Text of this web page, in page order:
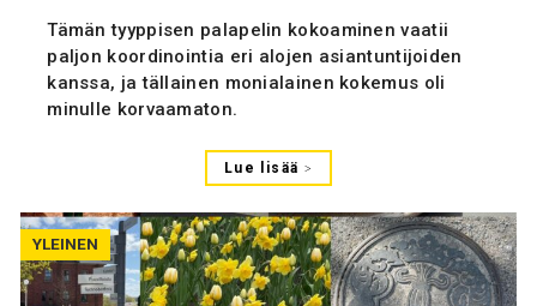
Tämän tyyppisen palapelin kokoaminen vaatii
paljon koordinointia eri alojen asiantuntijoiden
kanssa, ja tällainen monialainen kokemus oli
minulle korvaamaton.
Lue lisää
YLEINEN